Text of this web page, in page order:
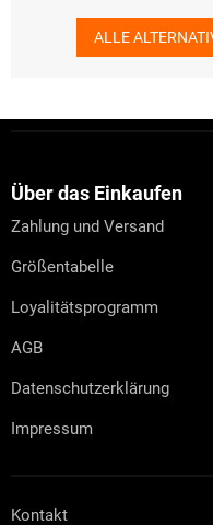
ALLE
Über das Einkaufen
Zahlung und Versand
Größentabelle
Loyalitätsprogramm
AGB
Datenschutzerklärung
Impressum
Kontakt